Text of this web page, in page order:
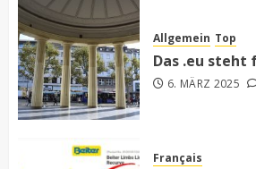
Allgemein Top
Das .eu steht
6. MÄRZ 2025
Français